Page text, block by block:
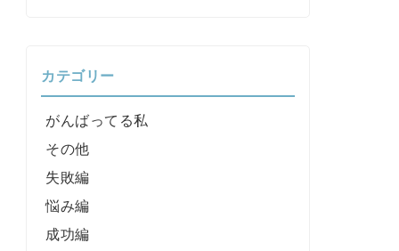
カテゴリー
がんばってる私
その他
失敗編
悩み編
成功編